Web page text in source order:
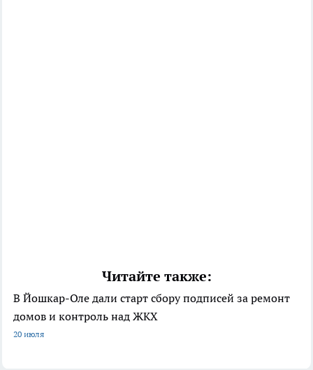
Читайте также:
В Йошкар-Оле дали старт сбору подписей за ремонт
домов и контроль над ЖКХ
20 июля